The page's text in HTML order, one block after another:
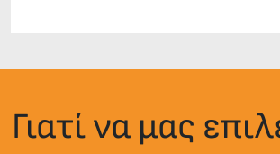
Γιατί να μας